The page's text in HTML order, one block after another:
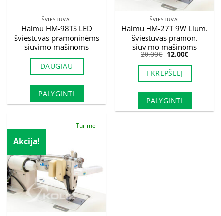
ŠVIESTUVAI
Haimu HM-98TS LED
šviestuvas pramoninėms
siuvimo mašinoms
DAUGIAU
PALYGINTI
ŠVIESTUVAI
Haimu HM-27T 9W Lium.
šviestuvas pramon.
siuvimo mašinoms
20.00€ Original
price
was:
20.00€.
12.00€Current
price
is:
Į KREPŠELĮ
PALYGINTI
Akcija!
Turime